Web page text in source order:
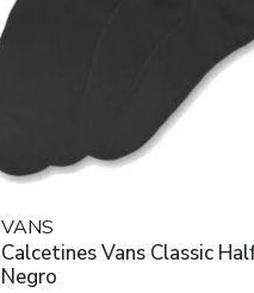
VANS
Calcetines Vans Classic Half
Negro